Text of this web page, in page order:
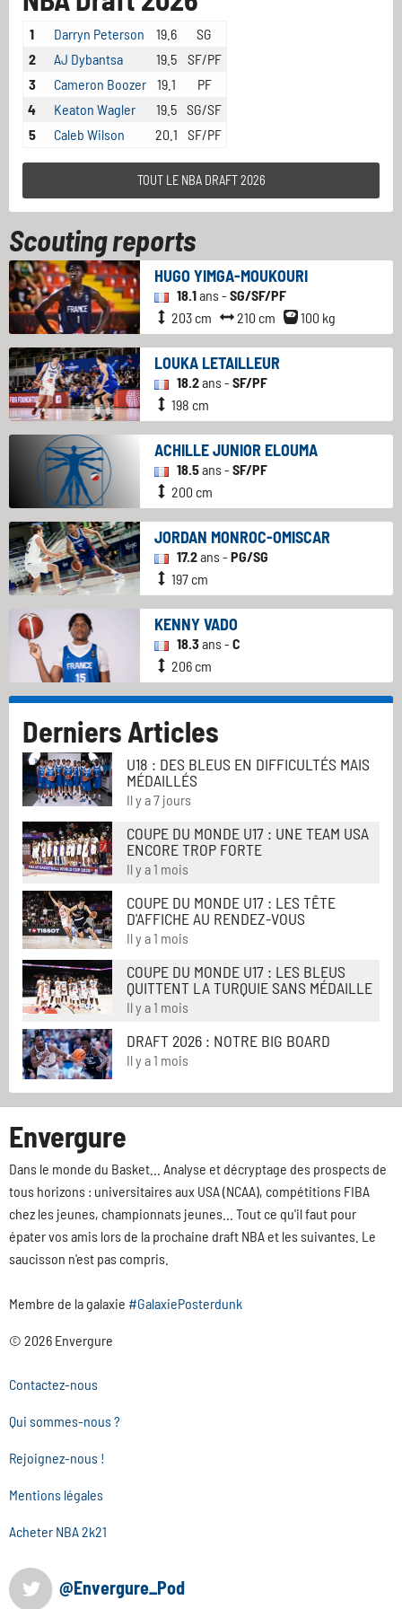
1 Darryn Peterson 19.6
SG
2
AJ Dybantsa 19.5
SF/PF
3
Cameron Boozer 19.1
PF
4
Keaton Wagler 19.5 SG/SF
5
Caleb Wilson 20.1 SF/PF
TOUT LE NBA DRAFT 2026
Scouting reports
HUGO YIMGA-MOUKOURI
18.1ans - SG/SF/PF
203 cm
210 cm 100 kg
LOUKA LETAILLEUR
18.2ans - SF/PF
198 cm
ACHILLE JUNIOR ELOUMA
18.5ans - SF/PF
200 cm
JORDAN MONROC-OMISCAR
17.2ans - PG/SG
197 cm
KENNY VADO
18.3ans - C
206 cm
Derniers Articles
U18 : DES BLEUS EN DIFFICULTÉS MAIS
MÉDAILLÉS
Il y a 7 jours
COUPE DU MONDE U17 : UNE TEAM USA
ENCORE TROP FORTE
Il y a 1 mois
COUPE DU MONDE U17 : LES TÊTE
D'AFFICHE AU RENDEZ-VOUS
Il y a 1 mois
COUPE DU MONDE U17 : LES BLEUS
QUITTENT LA TURQUIE SANS MÉDAILLE
Il y a 1 mois
DRAFT 2026 : NOTRE BIG BOARD
Il y a 1 mois
Envergure
Dans le monde du Basket... Analyse et décryptage des prospects de
tous horizons : universitaires aux USA (NCAA), compétitions FIBA
chez les jeunes, championnats jeunes... Tout ce qu'il faut pour
épater vos amis lors de la prochaine draft NBA et les suivantes. Le
saucisson n'est pas compris.
Membre de la galaxie #GalaxiePosterdunk
© 2026 Envergure
Contactez-nous
Qui sommes-nous ?
Rejoignez-nous !
Mentions légales
Acheter NBA 2k21
@Envergure_Pod